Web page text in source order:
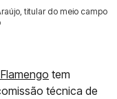
titular do meio campo
tem
técnica de